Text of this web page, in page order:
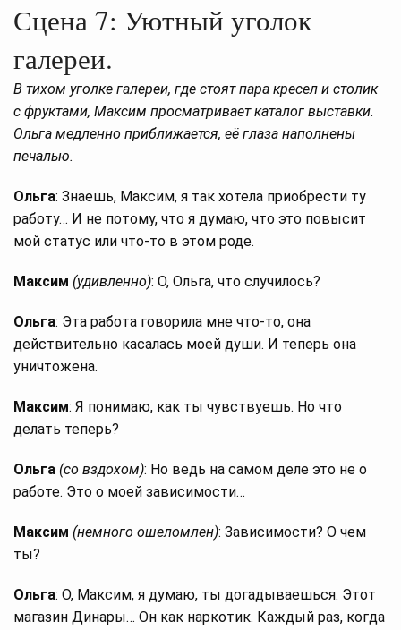
Сцена 7: Уютный уголок
галереи.
В тихом уголке галереи, где стоят пара кресел и столик
с фруктами, Максим просматривает каталог выставки.
Ольга медленно приближается, её глаза наполнены
печалью.
Ольга: Знаешь, Максим, я так хотела приобрести ту
работу… И не потому, что я думаю, что это повысит
мой статус или что-то в этом роде.
Максим (удивленно): О, Ольга, что случилось?
Ольга: Эта работа говорила мне что-то, она
действительно касалась моей души. И теперь она
уничтожена.
Максим: Я понимаю, как ты чувствуешь. Но что
делать теперь?
Ольга (со вздохом): Но ведь на самом деле это не о
работе. Это о моей зависимости…
Максим (немного ошеломлен): Зависимости? О чем
ты?
Ольга: О, Максим, я думаю, ты догадываешься. Этот
магазин Динары… Он как наркотик. Каждый раз, когда